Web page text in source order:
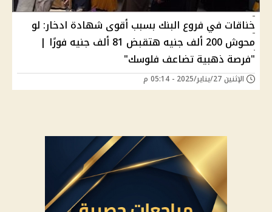
خناقات في فروع البنك بسبب أقوى شهادة ادخار: لو
محوش 200 ألف جنيه هتقبض 81 ألف جنيه فورًا |
"فرصة ذهبية تضاعف فلوسك"
الإثنين 27/يناير/2025 - 05:14 م